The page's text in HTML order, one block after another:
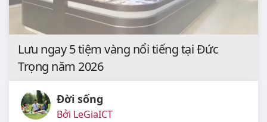
Lưu ngay 5 tiệm vàng nổi tiếng tại Đức
Trọng năm 2026
Đời sống
Bởi LeGiaICT